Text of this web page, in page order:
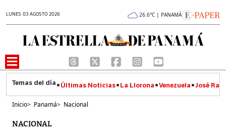
LUNES 03 AGOSTO 2026 26.6°C | PANAMÁ
Últimas Noticias La Llorona Venezuela José
Inicio> Panamá> Nacional
NACIONAL